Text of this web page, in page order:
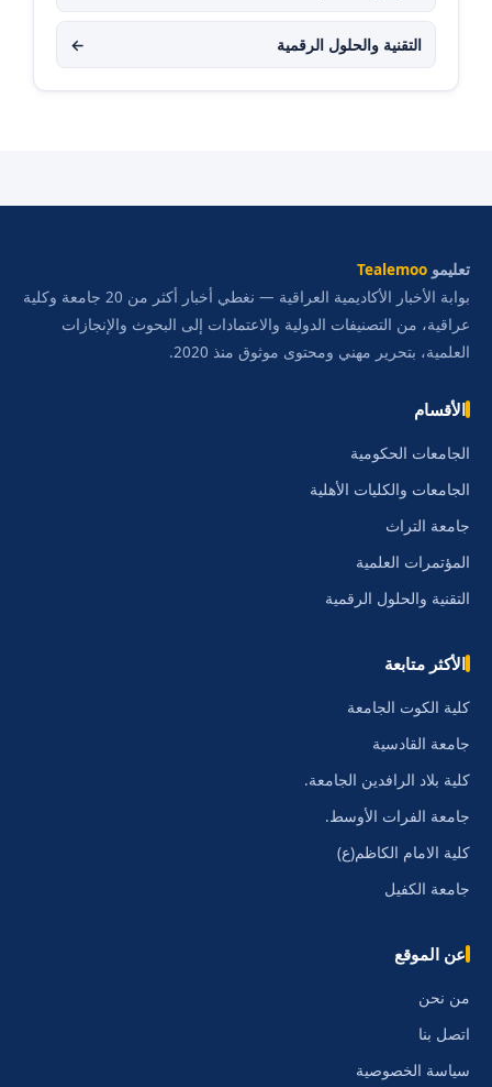
التقنية والحلول الرقمية ←
تعليمو Tealemoo
بوابة الأخبار الأكاديمية العراقية — نغطي أخبار أكثر من 20 جامعة وكلية
عراقية، من التصنيفات الدولية والاعتمادات إلى البحوث والإنجازات
العلمية، بتحرير مهني ومحتوى موثوق منذ 2020.
الأقسام
الجامعات الحكومية
الجامعات والكليات الأهلية
جامعة التراث
المؤتمرات العلمية
التقنية والحلول الرقمية
الأكثر متابعة
كلية الكوت الجامعة
جامعة القادسية
كلية بلاد الرافدين الجامعة.
جامعة الفرات الأوسط.
كلية الامام الكاظم(ع)
جامعة الكفيل
عن الموقع
من نحن
اتصل بنا
سياسة الخصوصية